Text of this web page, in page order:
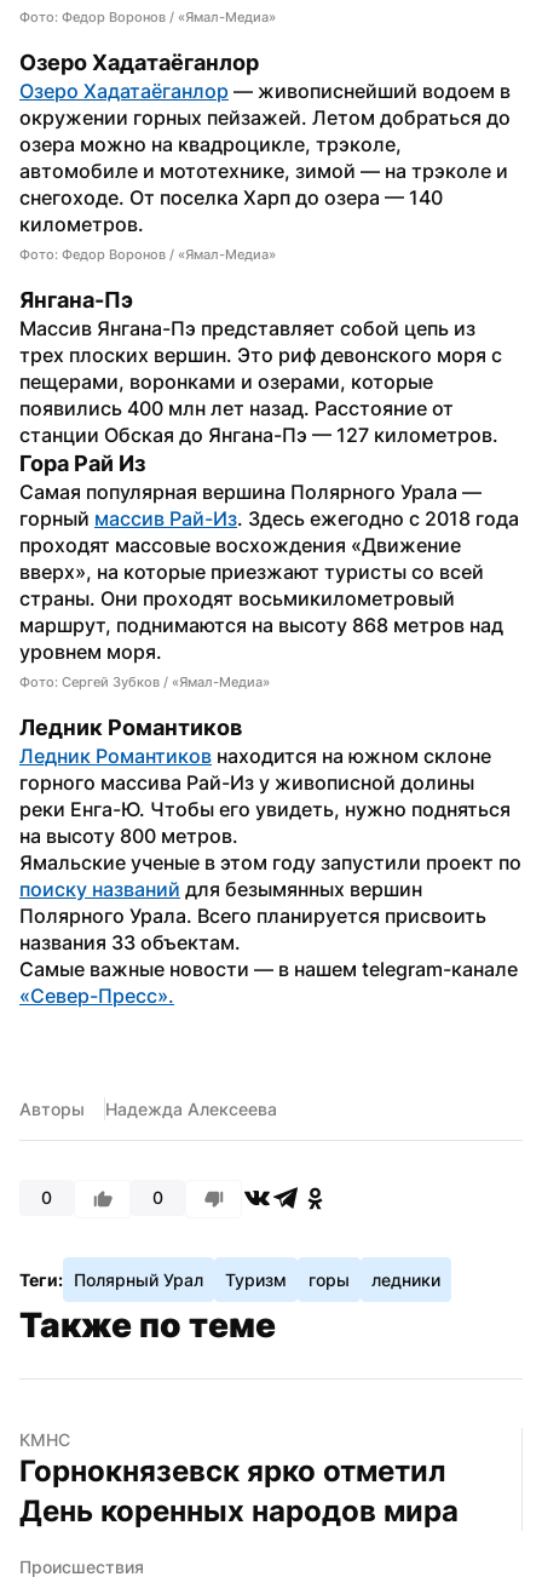
Фото: Федор Воронов / «Ямал-Медиа»
Озеро Хадатаёганлор
Озеро Хадатаёганлор — живописнейший водоем в
окружении горных пейзажей. Летом добраться до
озера можно на квадроцикле, трэколе,
автомобиле и мототехнике, зимой — на трэколе и
снегоходе. От поселка Харп до озера — 140
километров.
Фото: Федор Воронов / «Ямал-Медиа»
Янгана-Пэ
Массив Янгана-Пэ представляет собой цепь из
трех плоских вершин. Это риф девонского моря с
пещерами, воронками и озерами, которые
появились 400 млн лет назад. Расстояние от
станции Обская до Янгана-Пэ — 127 километров.
Гора Рай Из
Самая популярная вершина Полярного Урала —
горный массив Рай-Из. Здесь ежегодно с 2018 года
проходят массовые восхождения «Движение
вверх», на которые приезжают туристы со всей
страны. Они проходят восьмикилометровый
маршрут, поднимаются на высоту 868 метров над
уровнем моря.
Фото: Сергей Зубков / «Ямал-Медиа»
Ледник Романтиков
Ледник Романтиков находится на южном склоне
горного массива Рай-Из у живописной долины
реки Енга-Ю. Чтобы его увидеть, нужно подняться
на высоту 800 метров.
поиску названий для безымянных вершин
Полярного Урала. Всего планируется присвоить
названия 33 объектам.
«Север-Пресс».
Авторы Надежда Алексеева
0 0
Теги: Полярный Урал Туризм горы ледники
Также по теме
КМНС
Горнокнязевск ярко отметил
День коренных народов мира
Происшествия